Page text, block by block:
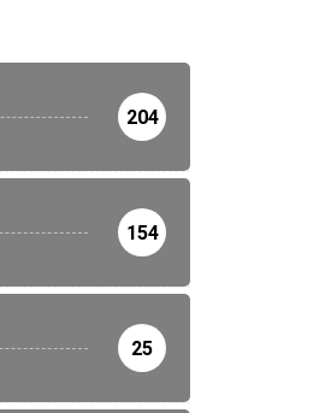
204
154
25